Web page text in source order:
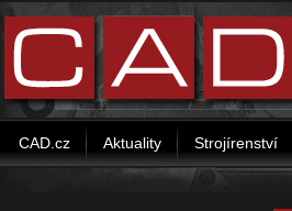
CAD.cz Aktuality Strojírenství